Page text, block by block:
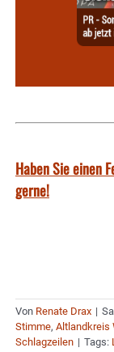
Haben Sie einen
gerne!
Von Renate Drax |
Stimme, Altlandkreis
Schlagzeilen | Tags: